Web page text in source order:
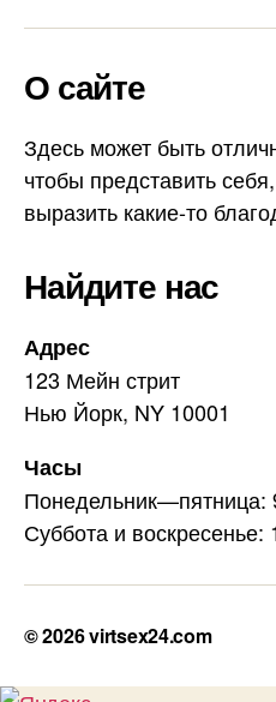
О сайте
Здесь может быть
чтобы представить
выразить какие-то
Найдите нас
Адрес
123 Мейн стрит
Нью Йорк, NY 10001
Часы
Понедельник—пятница:
Суббота и воскресенье:
© 2026virtsex24.com